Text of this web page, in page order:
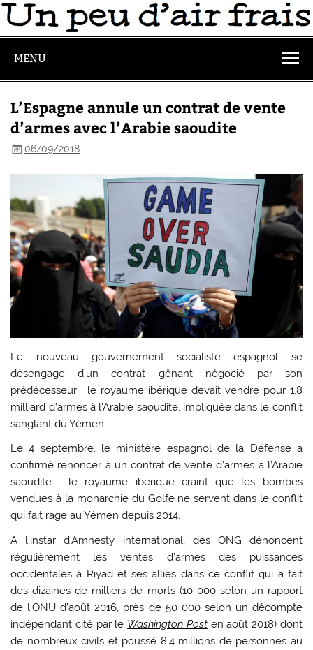
MENU
L’Espagne annule un contrat de vente
d’armes avec l’Arabie saoudite
06/09/2018
Le nouveau gouvernement socialiste espagnol se
désengage d’un contrat gênant négocié par son
prédécesseur : le royaume ibérique devait vendre pour 1,8
milliard d’armes à l’Arabie saoudite, impliquée dans le conflit
sanglant du Yémen.
Le 4 septembre, le ministère espagnol de la Défense a
confirmé renoncer à un contrat de vente d’armes à l’Arabie
saoudite : le royaume ibérique craint que les bombes
vendues à la monarchie du Golfe ne servent dans le conflit
qui fait rage au Yémen depuis 2014.
A l’instar d’Amnesty international, des ONG dénoncent
régulièrement les ventes d’armes des puissances
occidentales à Riyad et ses alliés dans ce conflit qui a fait
des dizaines de milliers de morts (10 000 selon un rapport
de l’ONU d’août 2016, près de 50 000 selon un décompte
indépendant cité par le Washington Post en août 2018) dont
de nombreux civils et poussé 8,4 millions de personnes au